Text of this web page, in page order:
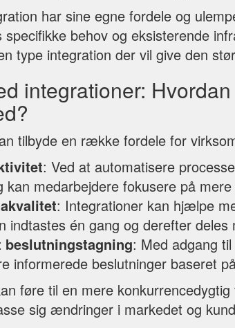
har sine egne fordele og
specifikke behov og eksisterende
type integration der vil give den
integrationer:
tilbyde en række fordele for
: Ved at automatisere
kan medarbejdere fokusere på
: Integrationer kan hjælpe
indtastes én gang og derefter deles
beslutningstagning: Med adgang
informerede beslutninger baseret
føre til en mere
sig ændringer i markedet og